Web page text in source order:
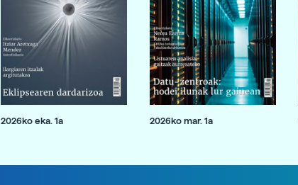
2026ko eka. 1a 2026ko mar. 1a